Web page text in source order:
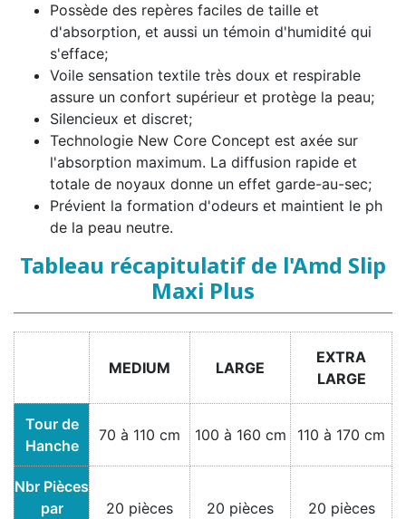
Possède des repères faciles de taille et
d'absorption, et aussi un témoin d'humidité qui
s'efface;
Voile sensation textile très doux et respirable
assure un confort supérieur et protège la peau;
Silencieux et discret;
Technologie New Core Concept est axée sur
l'absorption maximum. La diffusion rapide et
totale de noyaux donne un effet garde-au-sec;
Prévient la formation d'odeurs et maintient le ph
de la peau neutre.
Tableau récapitulatif de l'Amd Slip
Maxi Plus
MEDIUM LARGE
EXTRA
LARGE
Tour de
Hanche
70 à 110 cm 100 à 160 cm 110 à 170 cm
Nbr Pièces
par
20 pièces 20 pièces 20 pièces